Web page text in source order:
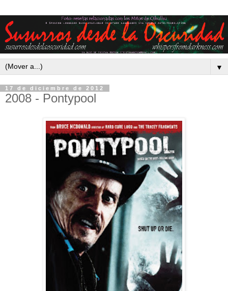
▼
17 de diciembre de 2012
2008 - Pontypool